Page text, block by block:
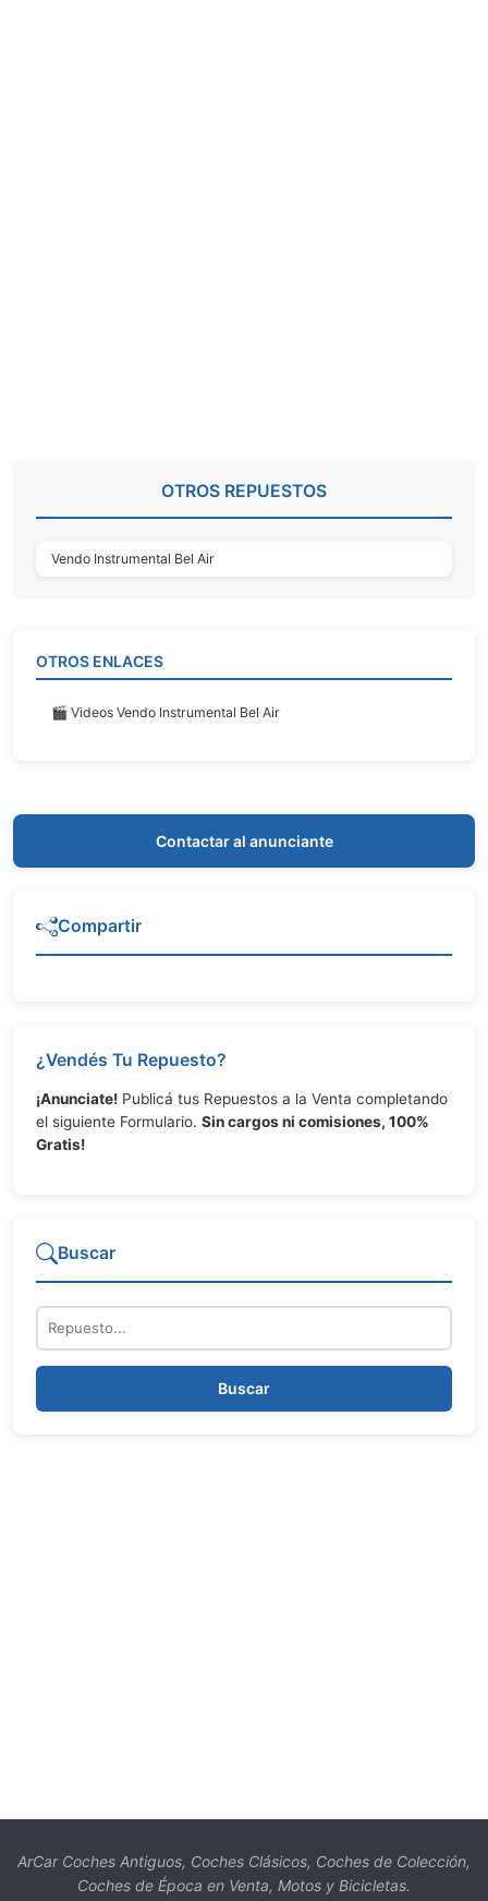
OTROS REPUESTOS
Vendo Instrumental Bel Air
OTROS ENLACES
🎬 Videos Vendo Instrumental Bel Air
Contactar al anunciante
Compartir
¿Vendés Tu Repuesto?
¡Anunciate! Publicá tus Repuestos a la Venta completando
el siguiente Formulario. Sin cargos ni comisiones, 100%
Gratis!
Buscar
Repuesto
Buscar
ArCar Coches Antiguos, Coches Clásicos, Coches de Colección,
Coches de Época en Venta, Motos y Bicicletas.